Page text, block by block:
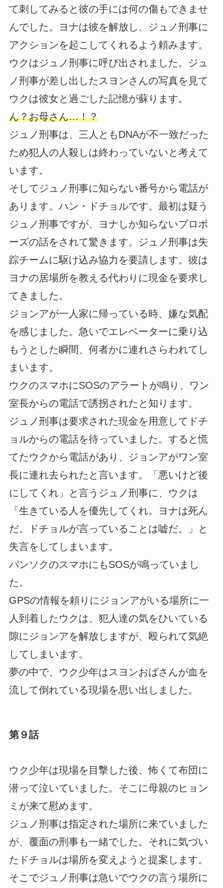
て刺してみると彼の手には何の傷もできませ
んでした。ヨナは彼を解放し、ジュノ刑事に
アクションを起こしてくれるよう頼みます。
ウクはジュノ刑事に呼び出されました。ジュ
ノ刑事が差し出したスヨンさんの写真を見て
ウクは彼女と過ごした記憶が蘇ります。
ん？お母さん…！？
ジュノ刑事は、三人ともDNAが不一致だった
ため犯人の人殺しは終わっていないと考えて
います。
そしてジュノ刑事に知らない番号から電話が
あります。ハン・ドチョルです。最初は疑う
ジュノ刑事ですが、ヨナしか知らないプロポ
ーズの話をされて驚きます。ジュノ刑事は失
踪チームに駆け込み協力を要請します。彼は
ヨナの居場所を教える代わりに現金を要求し
てきました。
ジョンアが一人家に帰っている時、嫌な気配
を感じました。急いでエレベーターに乗り込
もうとした瞬間、何者かに連れさらわれてし
まいます。
ウクのスマホにSOSのアラートが鳴り、ワン
室長からの電話で誘拐されたと知ります。
ジュノ刑事は要求された現金を用意してドチ
ョルからの電話を待っていました。すると慌
てたウクから電話があり、ジョンアがワン室
長に連れ去られたと言います。「悪いけど後
にしてくれ」と言うジュノ刑事に、ウクは
「生きている人を優先してくれ。ヨナは死ん
だ。ドチョルが言っていることは嘘だ。」と
失言をしてしまいます。
パンソクのスマホにもSOSが鳴っていまし
た。
GPSの情報を頼りにジョンアがいる場所に一
人到着したウクは、犯人達の気をひいている
隙にジョンアを解放しますが、殴られて気絶
してしまいます。
夢の中で、ウク少年はスヨンおばさんが血を
流して倒れている現場を思い出しました。
第９話
ウク少年は現場を目撃した後、怖くて布団に
潜って泣いていました。そこに母親のヒョン
ミが来て慰めます。
ジュノ刑事は指定された場所に来ていました
が、覆面の刑事も一緒でした。それに気づい
たドチョルは場所を変えようと提案します。
そこでジュノ刑事は急いでウクの言う場所に